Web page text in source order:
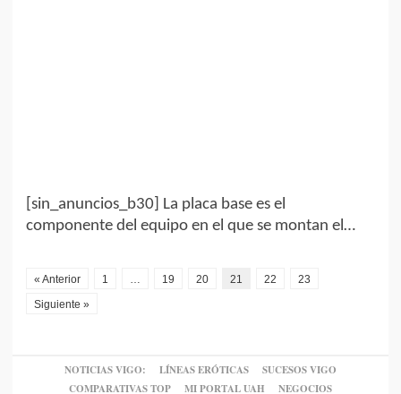
[sin_anuncios_b30] La placa base es el
componente del equipo en el que se montan el…
« Anterior 1 19 20 21 22
23
Siguiente »
NOTICIAS VIGO: LÍNEAS ERÓTICAS
SUCESOS VIGO
COMPARATIVAS TOP
MI PORTAL UAH NEGOCIOS